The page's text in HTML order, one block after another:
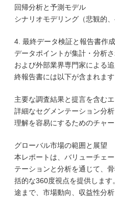
回帰分析と予測モデル
シナリオモデリング（悲観的
4. 最終データ検証と報告書作成
データポイントが集計・分析
および外部業界専門家による
終報告書には以下が含まれます
主要な調査結果と提言を含む
詳細なセグメンテーション分析
理解を容易にするためのチャ
グローバル市場の範囲と展望
本レポートは、バリューチェ
テーションと分析を通じて、
括的な360度視点を提供しま
途まで、市場動向、収益性分